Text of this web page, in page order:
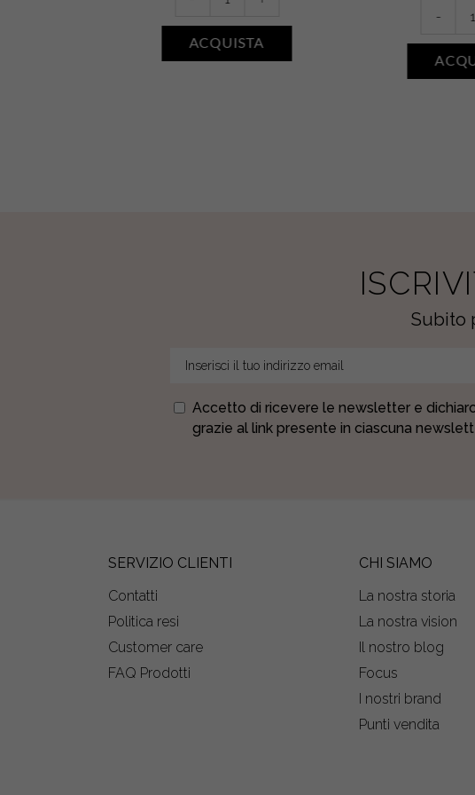
Réveil
ACQUISTA
-
Subito
Accetto di ricevere le newsletter e
grazie al link presente in ciascuna
SERVIZIO CLIENTI
Contatti
Politica resi
Customer care
FAQ Prodotti
CHI SIAMO
La nostra storia
La nostra vision
Il nostro blog
Focus
I nostri brand
Punti vendita